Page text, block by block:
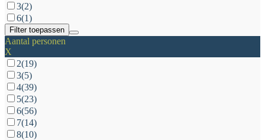
3(2)
6(1)
Filter toepassen
Aantal personen
X
2(19)
3(5)
4(39)
5(23)
6(56)
7(14)
8(10)